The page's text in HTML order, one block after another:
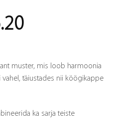
Price
€20.60
through
muster, mis loob harmoonia
täiustades nii köögikappe
ka sarja teiste